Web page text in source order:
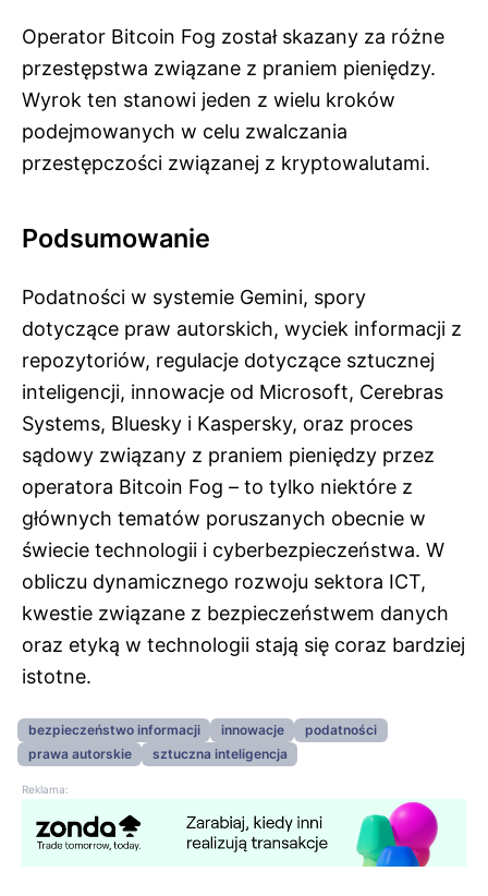
Operator Bitcoin Fog został skazany za różne
przestępstwa związane z praniem pieniędzy.
Wyrok ten stanowi jeden z wielu kroków
podejmowanych w celu zwalczania
przestępczości związanej z kryptowalutami.
Podsumowanie
Podatności w systemie Gemini, spory
dotyczące praw autorskich, wyciek informacji z
repozytoriów, regulacje dotyczące sztucznej
inteligencji, innowacje od Microsoft, Cerebras
Systems, Bluesky i Kaspersky, oraz proces
sądowy związany z praniem pieniędzy przez
operatora Bitcoin Fog – to tylko niektóre z
głównych tematów poruszanych obecnie w
świecie technologii i cyberbezpieczeństwa. W
obliczu dynamicznego rozwoju sektora ICT,
kwestie związane z bezpieczeństwem danych
oraz etyką w technologii stają się coraz bardziej
istotne.
bezpieczeństwo informacji innowacje
podatności
prawa autorskie
sztuczna inteligencja
Reklama: